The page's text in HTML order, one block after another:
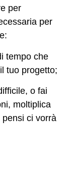
per
per
tempo che
tuo progetto;
o fai
moltiplica
ci vorrà